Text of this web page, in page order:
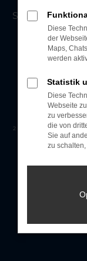
9421
Der errechnete
errechnet sich
2
Hierbei handelt es
© 2026 AS Auto &
Diese
der
Maps,
werden
Statistik
Diese
Webseite
zu
die von
Sie auf
zu